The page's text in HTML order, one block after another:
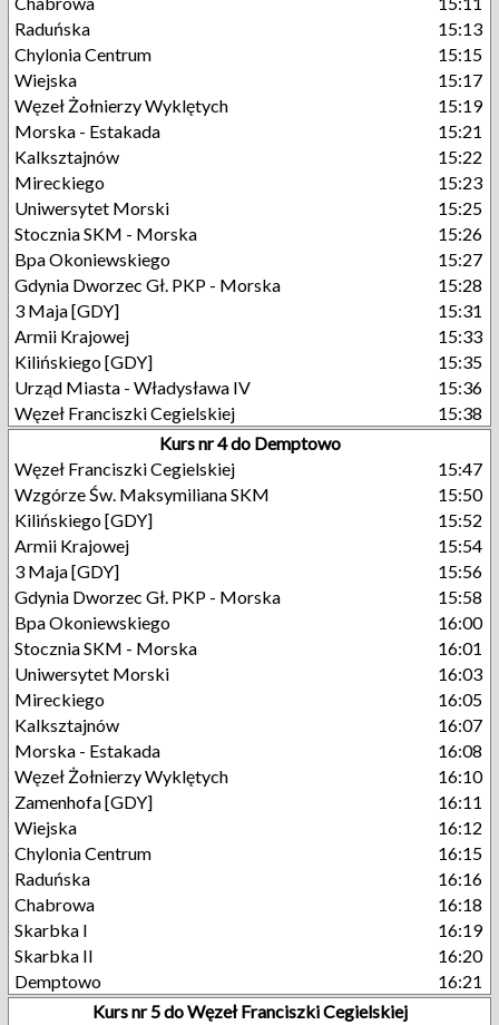
Raduńska
15:13
Chylonia Centrum
15:15
Wiejska
15:17
Węzeł Żołnierzy Wyklętych
15:19
Morska - Estakada
15:21
Kalksztajnów
15:22
Mireckiego
15:23
Uniwersytet Morski
15:25
Stocznia SKM - Morska
15:26
Bpa Okoniewskiego
15:27
Gdynia Dworzec Gł. PKP - Morska
15:28
3 Maja [GDY]
15:31
Armii Krajowej
15:33
Kilińskiego [GDY]
15:35
Urząd Miasta - Władysława IV
15:36
Węzeł Franciszki Cegielskiej
15:38
Kurs nr 4 do Demptowo
Węzeł Franciszki Cegielskiej
15:47
Wzgórze Św. Maksymiliana SKM
15:50
Kilińskiego [GDY]
15:52
Armii Krajowej
15:54
3 Maja [GDY]
15:56
Gdynia Dworzec Gł. PKP - Morska
15:58
Bpa Okoniewskiego
16:00
Stocznia SKM - Morska
16:01
Uniwersytet Morski
16:03
Mireckiego
16:05
Kalksztajnów
16:07
Morska - Estakada
16:08
Węzeł Żołnierzy Wyklętych
16:10
Zamenhofa [GDY]
16:11
Wiejska
16:12
Chylonia Centrum
16:15
Raduńska
16:16
Chabrowa
16:18
Skarbka I
16:19
Skarbka II
16:20
Demptowo
16:21
Kurs nr 5 do Węzeł Franciszki Cegielskiej